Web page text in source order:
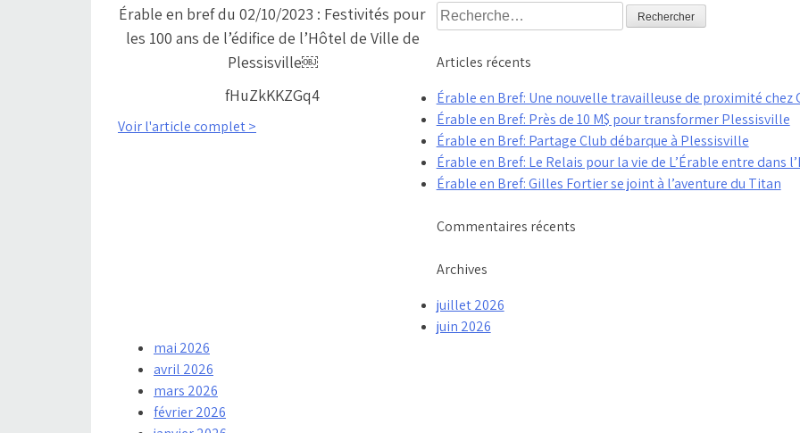
Érable en bref du 02/10/2023 : Festivités pour
les 100 ans de l’édifice de l’Hôtel de Ville de
Plessisville￼
fHuZkKKZGq4
Voir l'article complet >
Rechercher :
Articles récents
Érable en Bref: Une nouvelle travailleuse de proximité chez
Érable en Bref: Près de 10 M$ pour transformer Plessisville
Érable en Bref: Partage Club débarque à Plessisville
Érable en Bref: Le Relais pour la vie de L’Érable entre dans
Érable en Bref: Gilles Fortier se joint à l’aventure du Titan
Commentaires récents
Archives
juillet 2026
juin 2026
mai 2026
avril 2026
mars 2026
février 2026